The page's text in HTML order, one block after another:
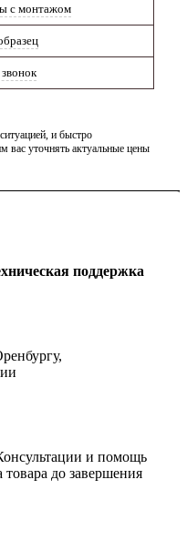
с монтажом
и быстро
уточнять актуальные цены
поддержка
и помощь
до завершения